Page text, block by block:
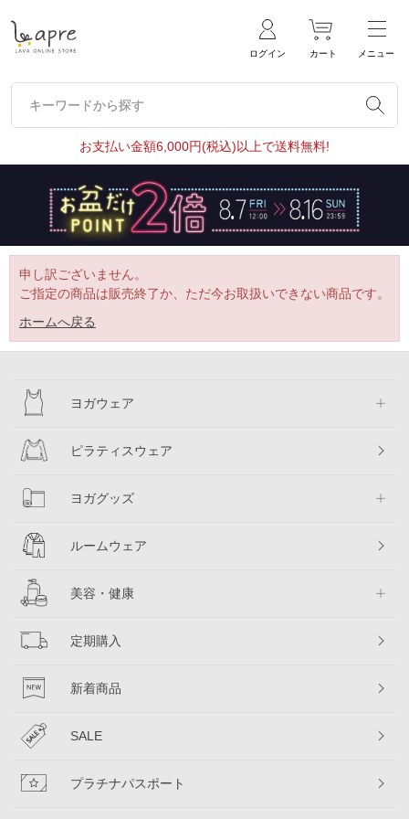
ログイン カート メニュー
キーワードから探す
キーワードから探す
お支払い金額6,000円(税込)以上で送料無料!
申し訳ございません。
ご指定の商品は販売終了か、ただ今お取扱いできない商品です。
ホームへ戻る
ヨガウェア
ピラティスウェア
ヨガグッズ
ルームウェア
美容・健康
定期購入
新着商品
SALE
プラチナパスポート